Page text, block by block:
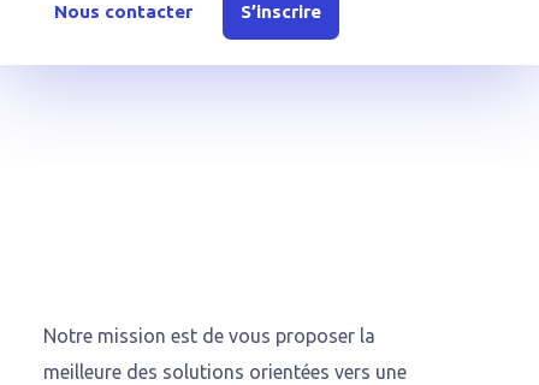
Nous contacter S’inscrire
Notre mission est de vous proposer la
meilleure des solutions orientées vers une